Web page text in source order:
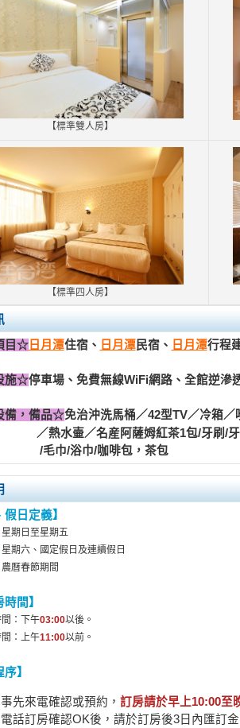
【標準雙人房】
【標準四人房】
目☆日月潭住宿、 日月潭民宿、 日月潭行程
施☆停車場、免費無線WiFi網路、 全館逆滲
備，備品☆免治沖洗馬桶／42型TV／冷箱
壷／名産阿薩姆紅茶1包/牙刷/牙膏/
/浴巾/咖啡包，茶包
假日定義】
星期日至星期五
星期六、國定假日及連續假日
曆春節期間
時間】
：下午03:00以後。
：上午11:00以前。
序】
先來電確認或預約， 訂房請於早上10:00至
話訂房確認OK後，請於訂房後3日內匯訂